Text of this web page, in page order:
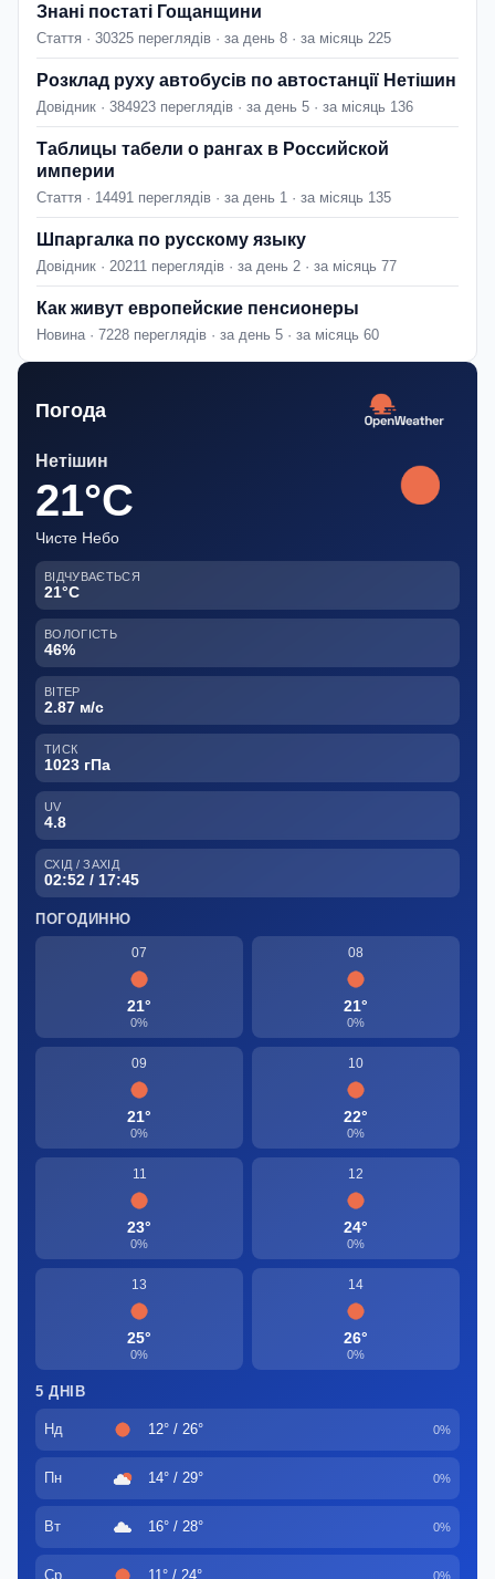
Знані постаті Гощанщини
Стаття · 30325 переглядів · за день 8 · за місяць 225
Розклад руху автобусів по автостанції Нетішин
Довідник · 384923 переглядів · за день 5 · за місяць 136
Таблицы табели о рангах в Российской
империи
Стаття · 14491 переглядів · за день 1 · за місяць 135
Шпаргалка по русскому языку
Довідник · 20211 переглядів · за день 2 · за місяць 77
Как живут европейские пенсионеры
Новина · 7228 переглядів · за день 5 · за місяць 60
Погода
Нетішин
21°C
Чисте Небо
ВІДЧУВАЄТЬСЯ
21°C
ВОЛОГІСТЬ
46%
ВІТЕР
2.87 м/с
ТИСК
1023 гПа
UV
4.8
СХІД / ЗАХІД
02:52 / 17:45
ПОГОДИННО
07
21°
0%
08
21°
0%
09
21°
0%
10
22°
0%
11
23°
0%
12
24°
0%
13
25°
0%
14
26°
0%
5 ДНІВ
Нд 12° / 26° 0%
Пн 14° / 29° 0%
Вт 16° / 28° 0%
Ср 11° / 24° 0%